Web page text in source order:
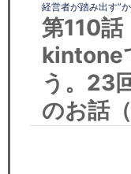
コンサルティング
リサーチ
セミナー
経済ニュース
経営者が踏み出す”
第110
kintone
う。23
のお話